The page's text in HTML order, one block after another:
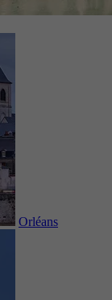
Orléans